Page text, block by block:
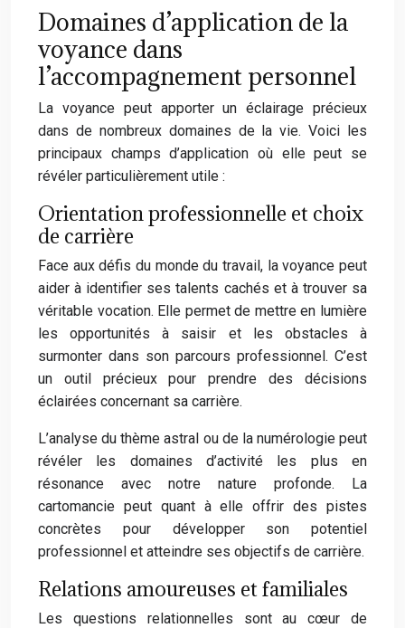
Domaines d’application de la
voyance dans
l’accompagnement personnel
La voyance peut apporter un éclairage précieux
dans de nombreux domaines de la vie. Voici les
principaux champs d’application où elle peut se
révéler particulièrement utile :
Orientation professionnelle et choix
de carrière
Face aux défis du monde du travail, la voyance peut
aider à identifier ses talents cachés et à trouver sa
véritable vocation. Elle permet de mettre en lumière
les opportunités à saisir et les obstacles à
surmonter dans son parcours professionnel. C’est
un outil précieux pour prendre des décisions
éclairées concernant sa carrière.
L’analyse du thème astral ou de la numérologie peut
révéler les domaines d’activité les plus en
résonance avec notre nature profonde. La
cartomancie peut quant à elle offrir des pistes
concrètes pour développer son potentiel
professionnel et atteindre ses objectifs de carrière.
Relations amoureuses et familiales
Les questions relationnelles sont au cœur de